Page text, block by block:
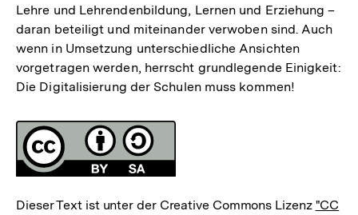
Lehre und Lehrendenbildung, Lernen und Erziehung –
daran beteiligt und miteinander verwoben sind. Auch
wenn in Umsetzung unterschiedliche Ansichten
vorgetragen werden, herrscht grundlegende Einigkeit:
Die Digitalisierung der Schulen muss kommen!
Fussnoten
Lizenz
Dieser Text ist unter der Creative Commons Lizenz "CC